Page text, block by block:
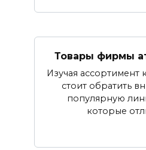
Товары фирмы
Изучая
стоит обратить
популярную
которые